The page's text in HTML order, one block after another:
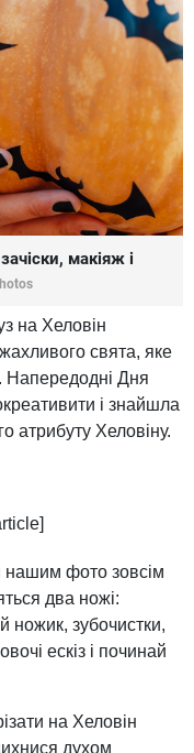
макіяж і
на Хеловін
свята, яке
Напередодні Дня
і знайшла
атрибуту Хеловіну.
нашим фото зовсім
два ножі:
ножик, зубочистки,
ескіз і починай
на Хеловін
духом